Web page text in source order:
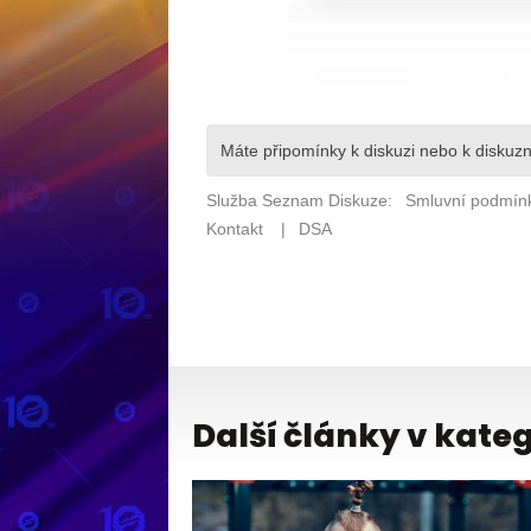
Další články v